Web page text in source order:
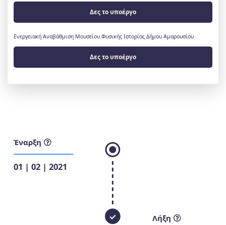
Δες το υποέργο
Ενεργειακή Αναβάθμιση Μουσείου Φυσικής Ιστορίας Δήμου Αμαρουσίου
Δες το υποέργο
Έναρξη
01 | 02 | 2021
Λήξη